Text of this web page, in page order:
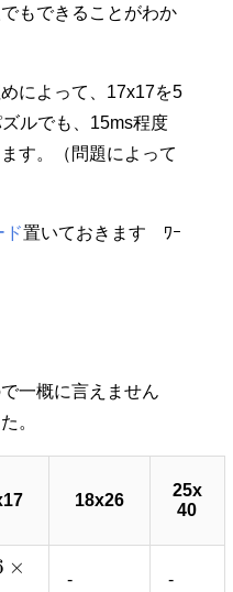
もできることがわか
によって、17x17を5
ルでも、15ms程度
す。（問題によって
ド置いておきます ﾜｰ
一概に言えません
。
18x26
25x
40
×
- -